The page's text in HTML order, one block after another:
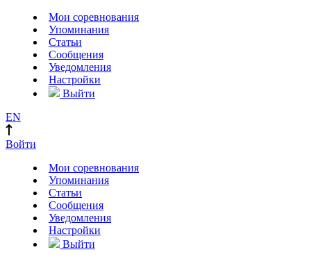
Мои соревнования
Упоминания
Статьи
Сообщения
Уведомления
Настройки
Выйти
EN
Войти
Мои соревнования
Упоминания
Статьи
Сообщения
Уведомления
Настройки
Выйти